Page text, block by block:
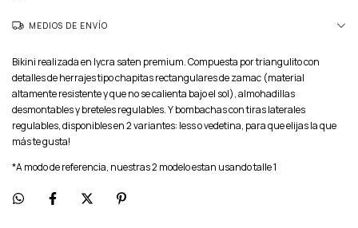
MEDIOS DE ENVÍO
Bikini realizada en lycra saten premium. Compuesta por triangulito con
detalles de herrajes tipo chapitas rectangulares de zamac (material
altamente resistente y que no se calienta bajo el sol), almohadillas
desmontables y breteles regulables. Y bombachas con tiras laterales
regulables, disponibles en 2 variantes: less o vedetina, para que elijas la que
más te gusta!
*A modo de referencia, nuestras 2 modelo estan usando talle 1